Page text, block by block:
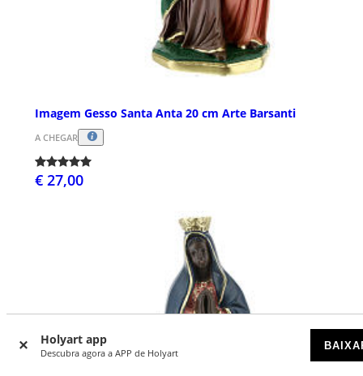
Holyart app
Descubra agora a APP de Holyart
Imagem Gesso Santa Anta 20 cm Arte Barsanti
A CHEGAR
€ 27,00